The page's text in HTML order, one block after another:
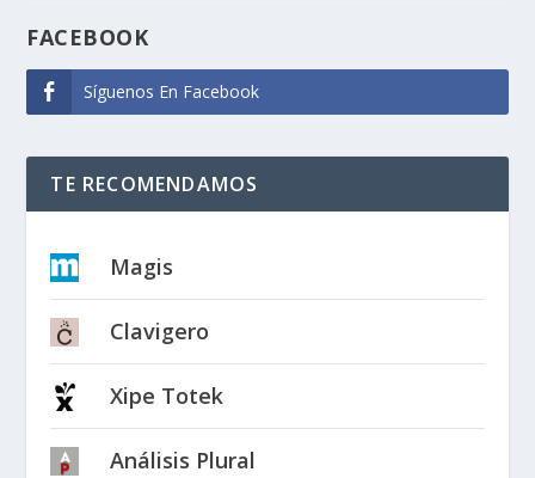
FACEBOOK
Síguenos En Facebook
TE RECOMENDAMOS
Magis
Clavigero
Xipe Totek
Análisis Plural